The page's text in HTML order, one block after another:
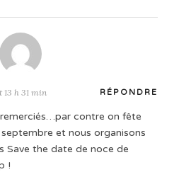
13 h 31 min RÉPONDRE
contre on fête
et nous organisons
Save the date de noce de
!